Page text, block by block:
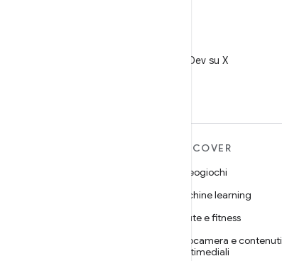
Segui @AndroidDev su X
DISCOVER
Videogiochi
Machine learning
Salute e fitness
Fotocamera e contenuti
multimediali